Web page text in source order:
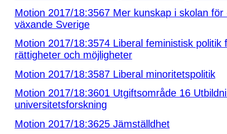
Motion 2017/18:3567 Mer kunskap i skolan för
växande Sverige
Motion 2017/18:3574 Liberal feministisk politik
rättigheter och möjligheter
Motion 2017/18:3587 Liberal minoritetspolitik
Motion 2017/18:3601 Utgiftsområde 16
universitetsforskning
Motion 2017/18:3625 Jämställdhet